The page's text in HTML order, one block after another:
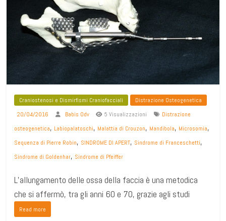
Craniostenosi e Dismirfismi Craniofacciali
Distrazione Osteogenetica
20/04/2016
Babis Odv 5 Visualizzazioni
Distrazione
osteogenetica, Labiopalatoschi, Malattia di Crouzon, Mandibola, Microsomia,
Sequenza di Pierre Robin, SINDROME DI APERT, Sindrome di Franceschetti,
Sindrome di Goldenhar, Sindrome di Pfeiffer
L’allungamento delle ossa della faccia è una metodica
che si affermò, tra gli anni 60 e 70, grazie agli studi
Read more